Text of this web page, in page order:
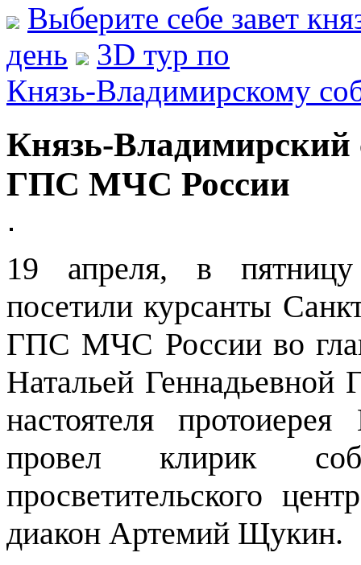
Выберите себе завет
день
3D тур по
Князь-Владимирскому
Князь-Владимирский
ГПС МЧС России
19 апреля, в пятницу
посетили курсанты
ГПС МЧС России во
Натальей Геннадьевной
настоятеля
провел клирик
просветительского
диакон Артемий Щукин.